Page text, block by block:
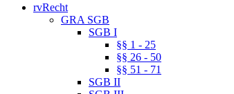
rvRecht
GRA SGB
SGB I
§§ 1 - 25
§§ 26 - 50
§§ 51 - 71
SGB II